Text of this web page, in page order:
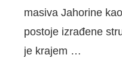
masiva Jahorine
postoje izrađene
je krajem …